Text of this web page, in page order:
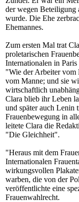
der wegen Beteiligung
wurde. Die Ehe
Ehemannes.
Zum ersten Mal trat
proletarischen
Internationalen in
"Wie der Arbeiter vom
vom Manne; und sie
wirtschaftlich
Clara blieb ihr Leben
und später auch Lenin
Frauenbewegung in
leitete Clara die
"Die Gleichheit".
"Heraus mit dem
Internationalen
wirkungsvollen
warben, die von der
veröffentlichte eine
Frauenwahlrecht.